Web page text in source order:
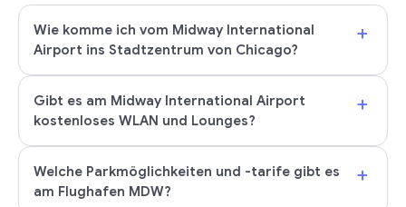
Wie komme ich vom Midway International
Airport ins Stadtzentrum von Chicago?
+
Gibt es am Midway International Airport
kostenloses WLAN und Lounges?
+
Welche Parkmöglichkeiten und -tarife gibt es
am Flughafen MDW?
+